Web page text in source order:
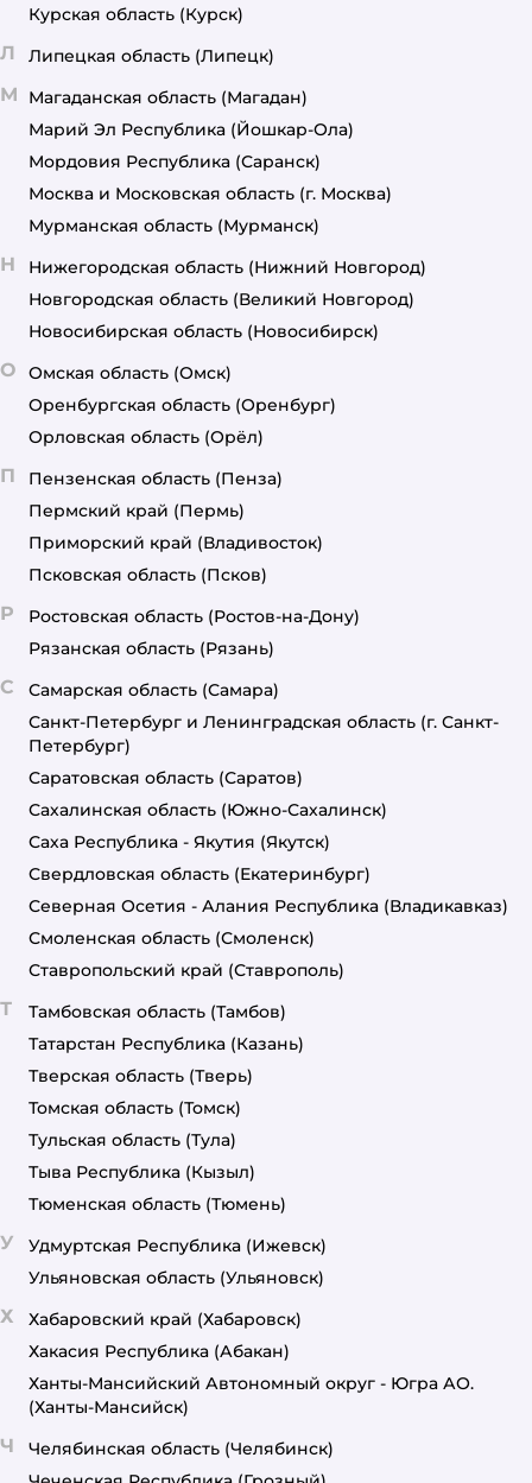
Курская область (Курск)
Л Липецкая область (Липецк)
М Магаданская область (Магадан)
Марий Эл Республика (Йошкар-Ола)
Мордовия Республика (Саранск)
Москва и Московская область (г. Москва)
Мурманская область (Мурманск)
Н Нижегородская область (Нижний Новгород)
Новгородская область (Великий Новгород)
Новосибирская область (Новосибирск)
О Омская область (Омск)
Оренбургская область (Оренбург)
Орловская область (Орёл)
П Пензенская область (Пенза)
Пермский край (Пермь)
Приморский край (Владивосток)
Псковская область (Псков)
Р Ростовская область (Ростов-на-Дону)
Рязанская область (Рязань)
С Самарская область (Самара)
Санкт-Петербург и Ленинградская область (г. Санкт-
Петербург)
Саратовская область (Саратов)
Сахалинская область (Южно-Сахалинск)
Саха Республика - Якутия (Якутск)
Свердловская область (Екатеринбург)
Северная Осетия - Алания Республика (Владикавказ)
Смоленская область (Смоленск)
Ставропольский край (Ставрополь)
Т Тамбовская область (Тамбов)
Татарстан Республика (Казань)
Тверская область (Тверь)
Томская область (Томск)
Тульская область (Тула)
Тыва Республика (Кызыл)
Тюменская область (Тюмень)
У Удмуртская Республика (Ижевск)
Ульяновская область (Ульяновск)
Х Хабаровский край (Хабаровск)
Хакасия Республика (Абакан)
Ханты-Мансийский Автономный округ - Югра АО.
(Ханты-Мансийск)
Ч Челябинская область (Челябинск)